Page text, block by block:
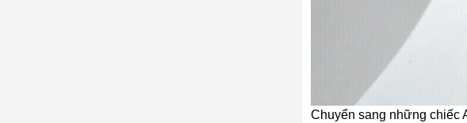
Chuyển sang những chiếc